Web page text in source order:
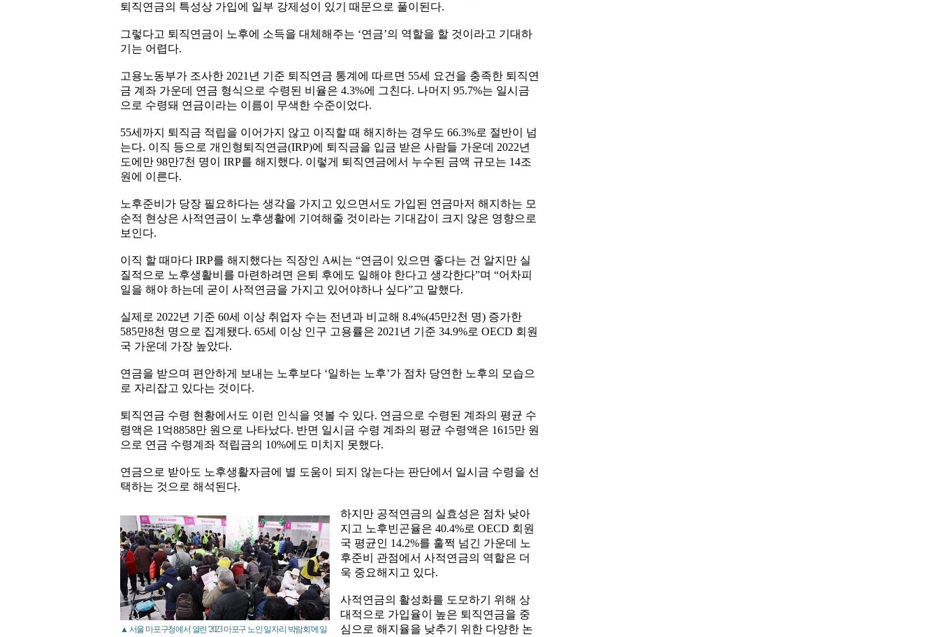
퇴직연금의 특성상 가입에 일부 강제성이 있기 때문으로 풀이된다.
그렇다고 퇴직연금이 노후에 소득을 대체해주는 ‘연금’의 역할을 할 것이라고 기대하
기는 어렵다.
고용노동부가 조사한 2021년 기준 퇴직연금 통계에 따르면 55세 요건을 충족한 퇴직연
금 계좌 가운데 연금 형식으로 수령된 비율은 4.3%에 그친다. 나머지 95.7%는 일시금
으로 수령돼 연금이라는 이름이 무색한 수준이었다.
55세까지 퇴직금 적립을 이어가지 않고 이직할 때 해지하는 경우도 66.3%로 절반이 넘
는다. 이직 등으로 개인형퇴직연금(IRP)에 퇴직금을 입금 받은 사람들 가운데 2022년
도에만 98만7천 명이 IRP를 해지했다. 이렇게 퇴직연금에서 누수된 금액 규모는 14조
원에 이른다.
노후준비가 당장 필요하다는 생각을 가지고 있으면서도 가입된 연금마저 해지하는 모
순적 현상은 사적연금이 노후생활에 기여해줄 것이라는 기대감이 크지 않은 영향으로
보인다.
이직 할 때마다 IRP를 해지했다는 직장인 A씨는 “연금이 있으면 좋다는 건 알지만 실
질적으로 노후생활비를 마련하려면 은퇴 후에도 일해야 한다고 생각한다”며 “어차피
일을 해야 하는데 굳이 사적연금을 가지고 있어야하나 싶다”고 말했다.
실제로 2022년 기준 60세 이상 취업자 수는 전년과 비교해 8.4%(45만2천 명) 증가한
585만8천 명으로 집계됐다. 65세 이상 인구 고용률은 2021년 기준 34.9%로 OECD 회원
국 가운데 가장 높았다.
연금을 받으며 편안하게 보내는 노후보다 ‘일하는 노후’가 점차 당연한 노후의 모습으
로 자리잡고 있다는 것이다.
퇴직연금 수령 현황에서도 이런 인식을 엿볼 수 있다. 연금으로 수령된 계좌의 평균 수
령액은 1억8858만 원으로 나타났다. 반면 일시금 수령 계좌의 평균 수령액은 1615만 원
으로 연금 수령계좌 적립금의 10%에도 미치지 못했다.
연금으로 받아도 노후생활자금에 별 도움이 되지 않는다는 판단에서 일시금 수령을 선
택하는 것으로 해석된다.
▲ 서울 마포구청에서 열린 '2023 마포구 노인 일자리 박람회'에 일
하지만 공적연금의 실효성은 점차 낮아
지고 노후빈곤율은 40.4%로 OECD 회원
국 평균인 14.2%를 훌쩍 넘긴 가운데 노
후준비 관점에서 사적연금의 역할은 더
욱 중요해지고 있다.
사적연금의 활성화를 도모하기 위해 상
대적으로 가입율이 높은 퇴직연금을 중
심으로 해지율을 낮추기 위한 다양한 논